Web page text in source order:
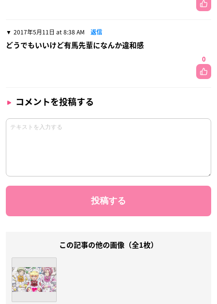
2017年5月11日 at 8:38 AM 返信
どうでもいいけど有馬先輩になんか違和感
0
コメントを投稿する
この記事の他の画像（全1枚）